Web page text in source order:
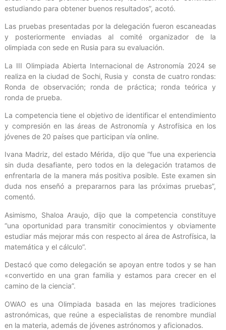
estudiando para obtener buenos resultados”, acotó.
Las pruebas presentadas por la delegación fueron escaneadas
y posteriormente enviadas al comité organizador de la
olimpiada con sede en Rusia para su evaluación.
La III Olimpiada Abierta Internacional de Astronomía 2024 se
realiza en la ciudad de Sochi, Rusia y consta de cuatro rondas:
Ronda de observación; ronda de práctica; ronda teórica y
ronda de prueba.
La competencia tiene el objetivo de identificar el entendimiento
y compresión en las áreas de Astronomía y Astrofísica en los
jóvenes de 20 países que participan vía online.
Ivana Madriz, del estado Mérida, dijo que “fue una experiencia
sin duda desafiante, pero todos en la delegación tratamos de
enfrentarla de la manera más positiva posible. Este examen sin
duda nos enseñó a prepararnos para las próximas pruebas”,
comentó.
Asimismo, Shaloa Araujo, dijo que la competencia constituye
“una oportunidad para transmitir conocimientos y obviamente
estudiar más mejorar más con respecto al área de Astrofísica, la
matemática y el cálculo”.
Destacó que como delegación se apoyan entre todos y se han
«convertido en una gran familia y estamos para crecer en el
camino de la ciencia”.
OWAO es una Olimpiada basada en las mejores tradiciones
astronómicas, que reúne a especialistas de renombre mundial
en la materia, además de jóvenes astrónomos y aficionados.